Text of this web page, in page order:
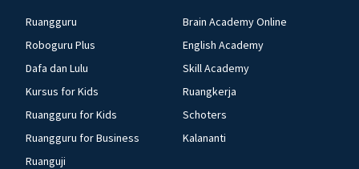
Ruangguru
Roboguru Plus
Dafa dan Lulu
Kursus for Kids
Ruangguru for Kids
Ruangguru for Business
Ruanguji
Brain Academy Online
English Academy
Skill Academy
Ruangkerja
Schoters
Kalananti